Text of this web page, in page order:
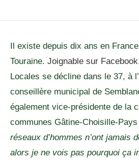
Il existe depuis dix ans en
Touraine. Joignable sur
Locales se décline dans le 37, à
conseillère municipal de
également vice-présidente de la
communes Gâtine-Choisille-
réseaux d’hommes n’ont jamais
alors je ne vois pas pourquoi ça